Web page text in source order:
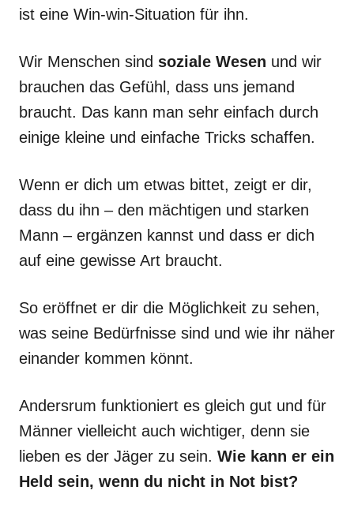
ist eine Win-win-Situation für ihn.
Wir Menschen sind soziale Wesen und wir
brauchen das Gefühl, dass uns jemand
braucht. Das kann man sehr einfach durch
einige kleine und einfache Tricks schaffen.
Wenn er dich um etwas bittet, zeigt er dir,
dass du ihn – den mächtigen und starken
Mann – ergänzen kannst und dass er dich
auf eine gewisse Art braucht.
So eröffnet er dir die Möglichkeit zu sehen,
was seine Bedürfnisse sind und wie ihr näher
einander kommen könnt.
Andersrum funktioniert es gleich gut und für
Männer vielleicht auch wichtiger, denn sie
lieben es der Jäger zu sein. Wie kann er ein
Held sein, wenn du nicht in Not bist?